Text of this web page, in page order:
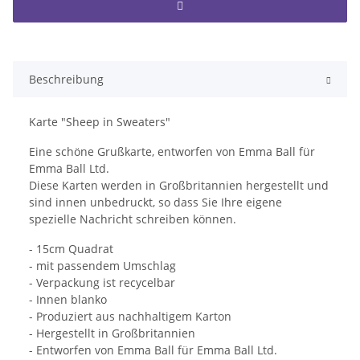
Beschreibung
Karte "Sheep in Sweaters"
Eine schöne Grußkarte, entworfen von Emma Ball für
Emma Ball Ltd.
Diese Karten werden in Großbritannien hergestellt und
sind innen unbedruckt, so dass Sie Ihre eigene
spezielle Nachricht schreiben können.
- 15cm Quadrat
- mit passendem Umschlag
- Verpackung ist recycelbar
- Innen blanko
- Produziert aus nachhaltigem Karton
- Hergestellt in Großbritannien
- Entworfen von Emma Ball für Emma Ball Ltd.